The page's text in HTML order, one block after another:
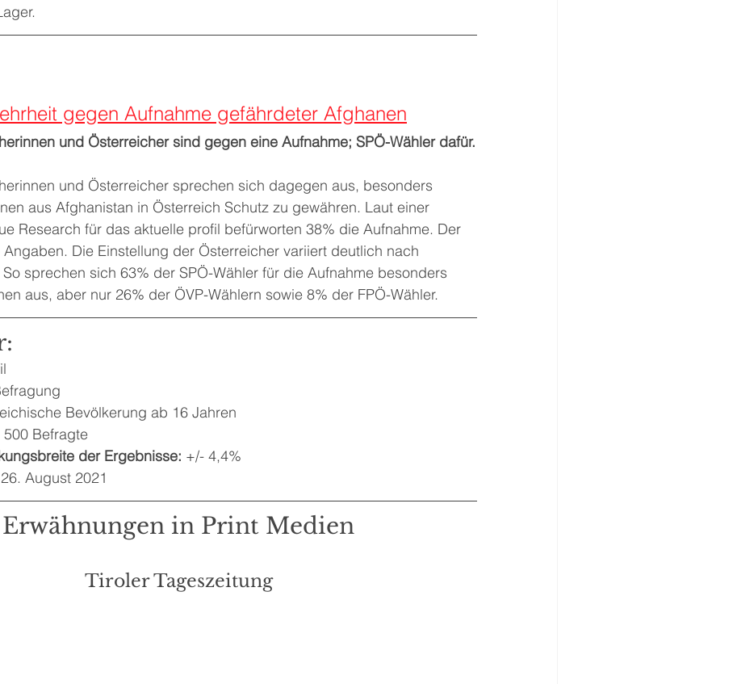
gegen Aufnahme gefährdeter Afghanen
und Österreicher sind gegen eine Aufnahme; SPÖ-Wähler dafür.
und Österreicher sprechen sich dagegen aus, besonders
aus Afghanistan in Österreich Schutz zu gewähren. Laut einer
Research für das aktuelle profil befürworten 38% die Aufnahme. Der
Die Einstellung der Österreicher variiert deutlich nach
sprechen sich 63% der SPÖ-Wähler für die Aufnahme besonders
aus, aber nur 26% der ÖVP-Wählern sowie 8% der FPÖ-Wähler.
Bevölkerung ab 16 Jahren
500 Befragte
der Ergebnisse: +/- 4,4%
August 2021
Erwähnungen in Print Medien
Tiroler Tageszeitung